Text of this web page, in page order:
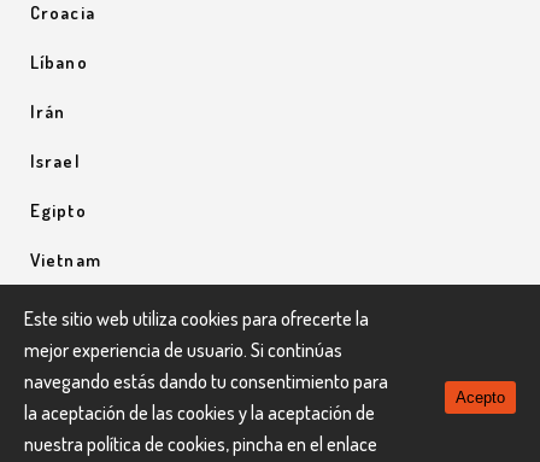
Croacia
Líbano
Irán
Israel
Egipto
Vietnam
Uzbequistán
Uganda
Este sitio web utiliza cookies para ofrecerte la
mejor experiencia de usuario. Si continúas
navegando estás dando tu consentimiento para
la aceptación de las cookies y la aceptación de
nuestra política de cookies, pincha en el enlace
Acepto